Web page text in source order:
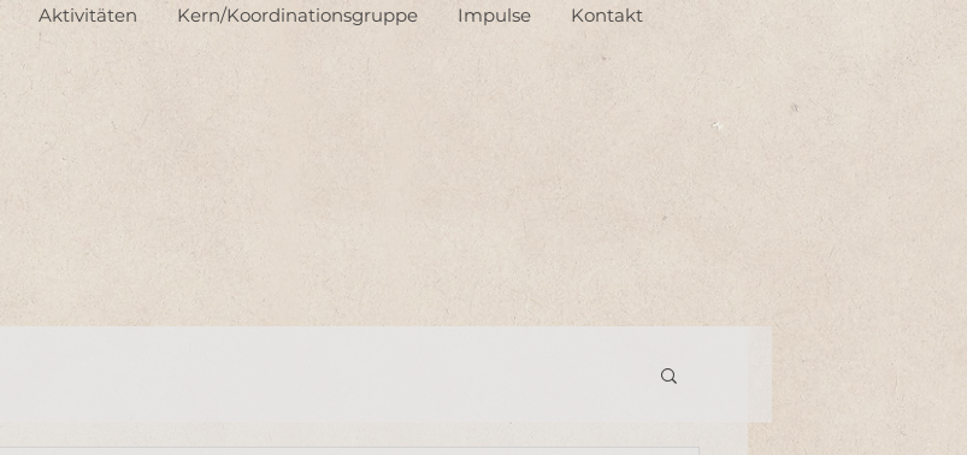
Aktivitäten Kern/Koordinationsgruppe Impulse Kontakt